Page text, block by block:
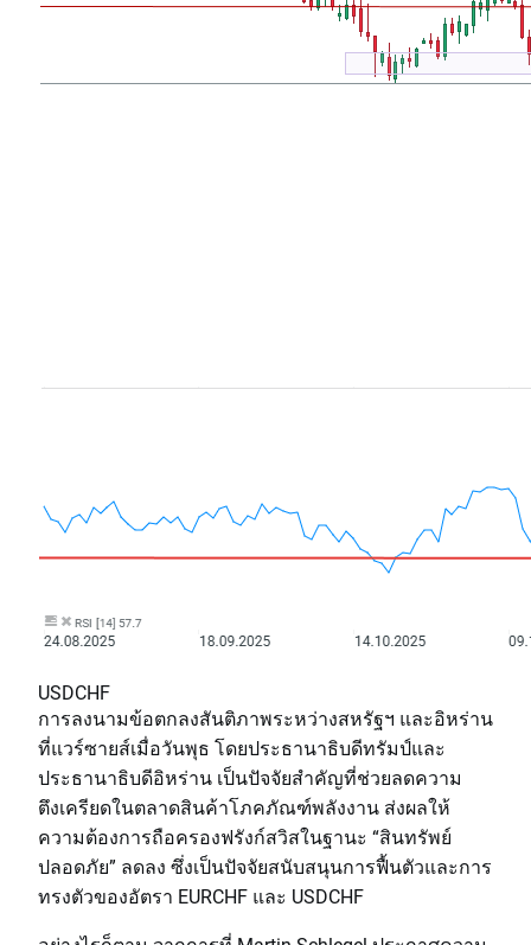
USDCHF
การลงนามข้อตกลงสันติภาพระหว่างสหรัฐฯ และอิหร่าน
ที่แวร์ซายส์เมื่อวันพุธ โดยประธานาธิบดีทรัมป์และ
ประธานาธิบดีอิหร่าน เป็นปัจจัยสำคัญที่ช่วยลดความ
ตึงเครียดในตลาดสินค้าโภคภัณฑ์พลังงาน ส่งผลให้
ความต้องการถือครองฟรังก์สวิสในฐานะ “สินทรัพย์
ปลอดภัย” ลดลง ซึ่งเป็นปัจจัยสนับสนุนการฟื้นตัวและการ
ทรงตัวของอัตรา EURCHF และ USDCHF